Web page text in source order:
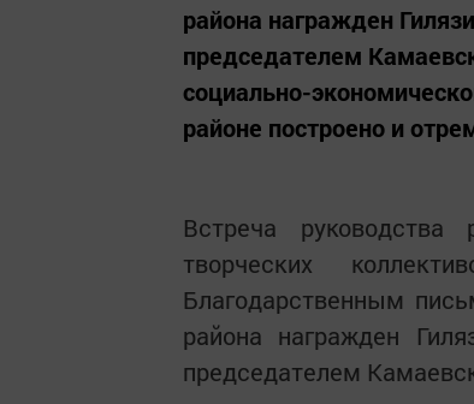
района награжден
председателем
социально-
районе построено и
Встреча
творческих
Благодарственным
района награжден
председателем